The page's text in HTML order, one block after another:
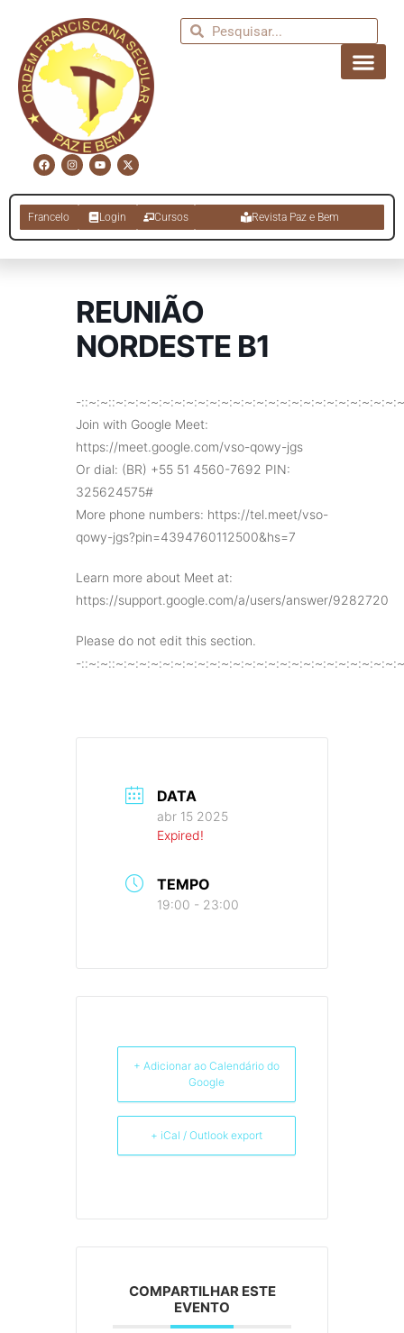
Francelo Login Cursos Revista Paz e Bem
REUNIÃO
NORDESTE B1
-
Join with Google Meet:
https://meet.google.com/vso-qowy-jgs
Or dial: (BR) +55 51 4560-7692 PIN:
325624575#
More phone numbers: https://tel.meet/vso-
qowy-jgs?pin=4394760112500&hs=7
Learn more about Meet at:
https://support.google.com/a/users/answer/9282720
Please do not edit this section.
-
DATA
abr 15 2025
Expired!
TEMPO
19:00 - 23:00
+ Adicionar ao Calendário do
Google
+ iCal / Outlook export
COMPARTILHAR ESTE
EVENTO